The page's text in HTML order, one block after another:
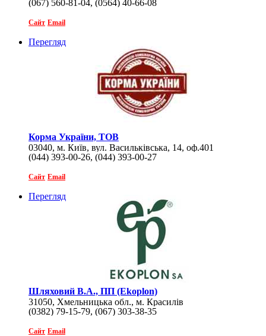
Постишова, 35А
(067) 560-81-04, (0564) 40-66-08
Сайт Email
Перегляд
Корма України, ТОВ
03040, м. Київ, вул. Васильківська, 14, оф.401
(044) 393-00-26, (044) 393-00-27
Сайт Email
Перегляд
Шляховий В.А., ПП (Ekoplon)
31050, Хмельницька обл., м. Красилів
(0382) 79-15-79, (067) 303-38-35
Сайт Email